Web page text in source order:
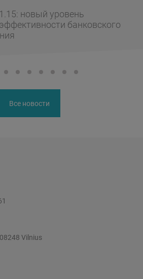
новый уровень
банковского
Все новости
Vilnius